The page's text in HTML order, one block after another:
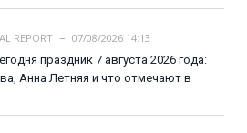
REPORT
07/08/2026 14:13
праздник 7 августа 2026 года:
Анна Летняя и что отмечают в